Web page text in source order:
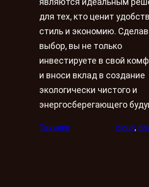
являются идеальным
для тех, кто ценит
стиль и экономию.
выбор, вы не только
инвестируете в свой
и вноси вклад в создание
экологически чистого и
энергосберегающего
Техника cloud,